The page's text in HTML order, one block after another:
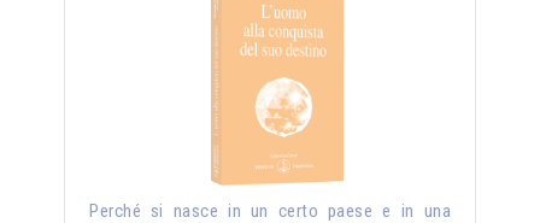
Perché si nasce in un certo paese e in una